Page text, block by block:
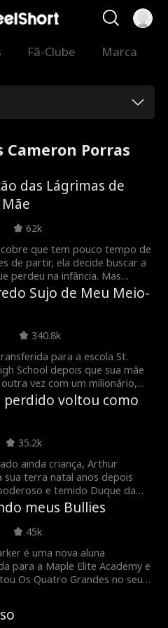
Fã-Clube Marca
Cameron Porras
das Lágrimas de
62k
que tem pouco tempo de
de partir, ela decide buscar a
perdeu na infância. Mas
os encontra, percebe
são as pessoas que
Sujo de Meu Meio-
340.8k
para a escola St.
School depois que sua mãe
outra vez com um milionário,
se desentendendo com
colega de classe que revelou
meio-irmão! Será que Alice e
a conviver bem? Ou
irresistível se transformará
perdido voltou como
35.2k
ainda criança, Arthur
sua terra natal anos depois
e temido Duque da
único objetivo é reencontrar
uma realidade brutal. Seus
diárias nas mãos
e vizinhos cruéis.Mantendo
em segredo, Arthur jura
um por um, aqueles que
sua família.
meus Bullies
45k
é uma nova aluna
para a Maple Elite Academy e
Os Quatro Grandes no seu
a academia decidiram que ela é
número um. Mas talvez